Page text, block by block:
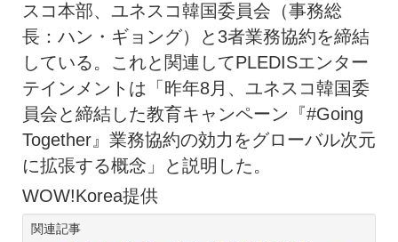
スコ本部、ユネスコ韓国委員会（事務総
長：ハン・ギョング）と3者業務協約を締結
している。これと関連してPLEDISエンター
テインメントは「昨年8月、ユネスコ韓国委
員会と締結した教育キャンペーン『#Going
Together』業務協約の効力をグローバル次元
に拡張する概念」と説明した。
WOW!Korea提供
関連記事